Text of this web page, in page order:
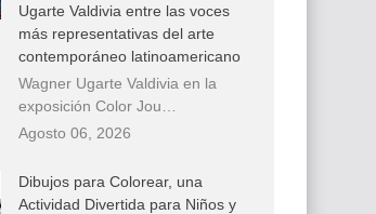
Ugarte Valdivia entre las voces
más representativas del arte
contemporáneo latinoamericano
Wagner Ugarte Valdivia en la
exposición Color Jou…
Agosto 06, 2026
Dibujos para Colorear, una
Actividad Divertida para Niños y